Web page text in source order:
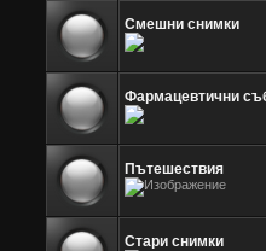
Смешни снимки
Фармацевтични
Пътешествия
Стари снимки